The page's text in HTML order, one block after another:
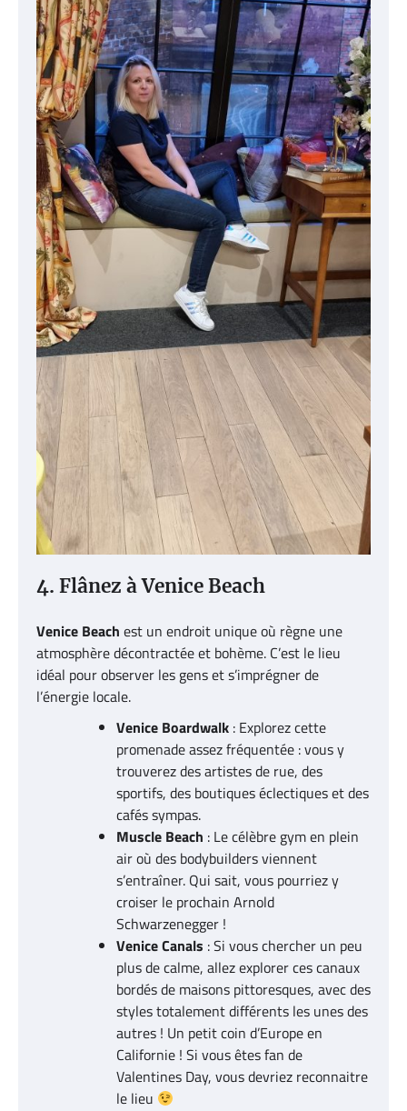
4. Flânez à Venice Beach
Venice Beach est un endroit unique où règne une
atmosphère décontractée et bohème. C’est le lieu
idéal pour observer les gens et s’imprégner de
l’énergie locale.
Venice Boardwalk : Explorez cette
promenade assez fréquentée : vous y
trouverez des artistes de rue, des
sportifs, des boutiques éclectiques et des
cafés sympas.
Muscle Beach : Le célèbre gym en plein
air où des bodybuilders viennent
s’entraîner. Qui sait, vous pourriez y
croiser le prochain Arnold
Schwarzenegger !
Venice Canals : Si vous chercher un peu
plus de calme, allez explorer ces canaux
bordés de maisons pittoresques, avec des
styles totalement différents les unes des
autres ! Un petit coin d’Europe en
Californie ! Si vous êtes fan de
Valentines Day, vous devriez reconnaitre
le lieu